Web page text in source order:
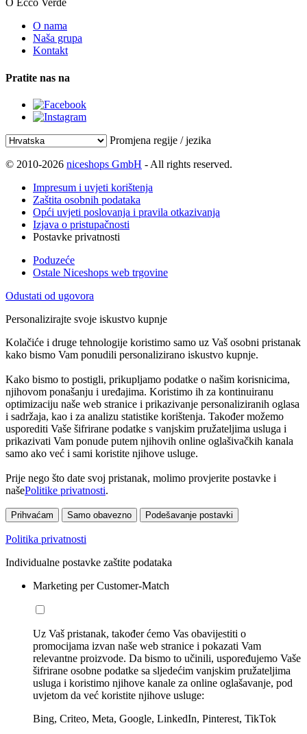
O Ecco Verde
O nama
Naša grupa
Kontakt
Pratite nas na
Promjena regije / jezika
© 2010-2026 niceshops GmbH - All rights reserved.
Impresum i uvjeti korištenja
Zaštita osobnih podataka
Opći uvjeti poslovanja i pravila otkazivanja
Izjava o pristupačnosti
Postavke privatnosti
Poduzeće
Ostale Niceshops web trgovine
Odustati od ugovora
Personalizirajte svoje iskustvo kupnje
Kolačiće i druge tehnologije koristimo samo uz Vaš osobni pristanak
kako bismo Vam ponudili personalizirano iskustvo kupnje.
Kako bismo to postigli, prikupljamo podatke o našim korisnicima,
njihovom ponašanju i uređajima. Koristimo ih za kontinuiranu
optimizaciju naše web stranice i prikazivanje personaliziranih oglasa
i sadržaja, kao i za analizu statistike korištenja. Također možemo
usporediti Vaše šifrirane podatke s vanjskim pružateljima usluga i
prikazivati Vam ponude putem njihovih online oglašivačkih kanala
samo ako već i sami koristite njihove usluge.
Prije nego što date svoj pristanak, molimo provjerite postavke i
našePolitike privatnosti.
Prihvaćam Samo obavezno Podešavanje postavki
Politika privatnosti
Individualne postavke zaštite podataka
Marketing per Customer-Match
Uz Vaš pristanak, također ćemo Vas obavijestiti o
promocijama izvan naše web stranice i pokazati Vam
relevantne proizvode. Da bismo to učinili, uspoređujemo Vaše
šifrirane osobne podatke sa sljedećim vanjskim pružateljima
usluga i koristimo njihove kanale za online oglašavanje, pod
uvjetom da već koristite njihove usluge:
Bing, Criteo, Meta, Google, LinkedIn, Pinterest, TikTok